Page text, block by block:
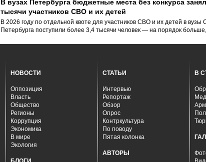
В вузах Петербурга бюджетные места без конкурса
тысячи участников СВО и их детей
В 2026 году по отдельной квоте для участников СВО и их детей в вузы
Петербурга поступили более 3,4 тысячи человек — на порядок
НОВОСТИ
Оппозиция
Власть
Общество
Регионы
Коррупция
Экономика
В мире
Экология
СТАТЬИ
Интервью
Репортаж
Обзор
Опрос
Контркультура
По поводу
Пятая колонка
АВТОРЫ
В